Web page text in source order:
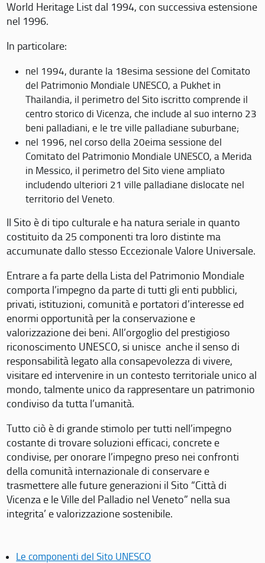
World Heritage List dal 1994, con successiva estensione
nel 1996.
In particolare:
nel 1994, durante la 18esima sessione del Comitato
del Patrimonio Mondiale UNESCO, a Pukhet in
Thailandia, il perimetro del Sito iscritto comprende il
centro storico di Vicenza, che include al suo interno 23
beni palladiani, e le tre ville palladiane suburbane;
nel 1996, nel corso della 20eima sessione del
Comitato del Patrimonio Mondiale UNESCO, a Merida
in Messico, il perimetro del Sito viene ampliato
includendo ulteriori 21 ville palladiane dislocate nel
territorio del Veneto.
Il Sito è di tipo culturale e ha natura seriale in quanto
costituito da 25 componenti tra loro distinte ma
accumunate dallo stesso Eccezionale Valore Universale.
Entrare a fa parte della Lista del Patrimonio Mondiale
comporta l’impegno da parte di tutti gli enti pubblici,
privati, istituzioni, comunità e portatori d’interesse ed
enormi opportunità per la conservazione e
valorizzazione dei beni. All’orgoglio del prestigioso
riconoscimento UNESCO, si unisce anche il senso di
responsabilità legato alla consapevolezza di vivere,
visitare ed intervenire in un contesto territoriale unico al
mondo, talmente unico da rappresentare un patrimonio
condiviso da tutta l’umanità.
Tutto ciò è di grande stimolo per tutti nell’impegno
costante di trovare soluzioni efficaci, concrete e
condivise, per onorare l’impegno preso nei confronti
della comunità internazionale di conservare e
trasmettere alle future generazioni il Sito “Città di
Vicenza e le Ville del Palladio nel Veneto” nella sua
integrita’ e valorizzazione sostenibile.
Le componenti del Sito UNESCO